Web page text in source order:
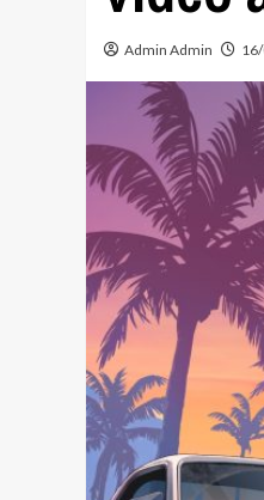
Admin Admin